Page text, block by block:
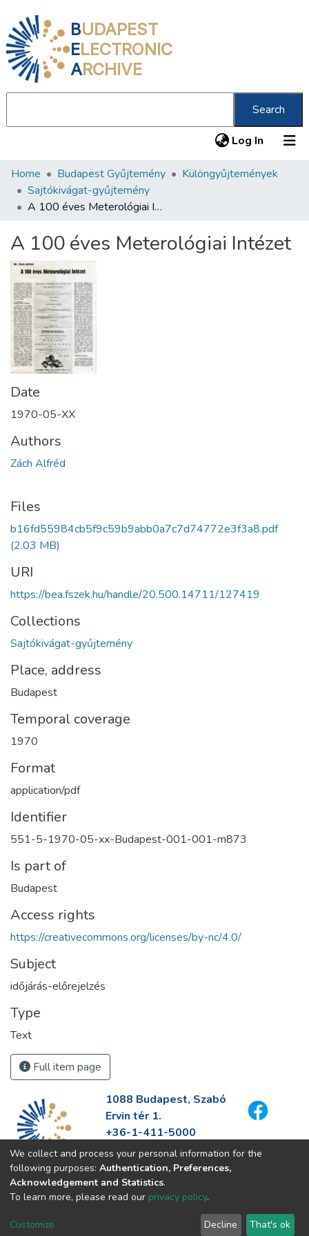
BUDAPEST
ELECTRONIC
ARCHIVE
Search
Log In (current)
Communities & Collections
All of DSpace
About us
Home Budapest Gyűjtemény
Különgyűjtemények
Sajtókivágat-gyűjtemény
A 100 éves Meterológiai Intézet
A 100 éves Meterológiai Intézet
Date
1970-05-XX
Authors
Zách Alfréd
Files
b16fd55984cb5f9c59b9abb0a7c7d74772e3f3a8.pdf
(2.03 MB)
URI
https://bea.fszek.hu/handle/20.500.14711/127419
Collections
Sajtókivágat-gyűjtemény
Place, address
Budapest
Temporal coverage
1970
Format
application/pdf
Identifier
551-5-1970-05-xx-Budapest-001-001-m873
Is part of
Budapest
Access rights
https://creativecommons.org/licenses/by-nc/4.0/
Subject
időjárás-előrejelzés
Type
Text
Full item page
1088 Budapest, Szabó
Ervin tér 1.
+36-1-411-5000
info@fszek.hu
https://fszek.hu
We collect and process your personal information for the
following purposes: Authentication, Preferences,
Acknowledgement and Statistics.
To learn more, please read our privacy policy.
Customize Decline That's ok